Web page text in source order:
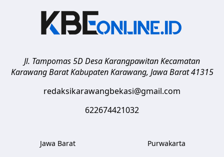
Jl. Tampomas 5D Desa Karangpawitan Kecamatan
Karawang Barat Kabupaten Karawang, Jawa Barat 41315
redaksikarawangbekasi@gmail.com
622674421032
Jawa Barat
Purwakarta